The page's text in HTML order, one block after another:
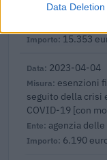
Data Deletion
SA 101076)
15.353
2023-04-04
esenzioni
seguito della crisi
COVID-19 [con mo
agenzia
6.190